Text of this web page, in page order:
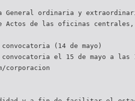
General ordinaria y
Actos de las oficinas centrales,
(14 de mayo)
convocatoria el 15 de mayo a las
corporacion